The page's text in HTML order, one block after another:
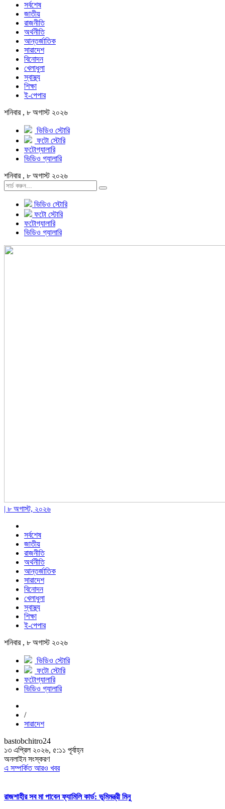
সর্বশেষ
জাতীয়
রাজনীতি
অর্থনীতি
আন্তর্জাতিক
সারাদেশ
বিনোদন
খেলাধুলা
স্বাস্থ্য
শিক্ষা
ই-পেপার
শনিবার , ৮ অগাস্ট ২০২৬
ভিডিও স্টোরি
ফটো স্টোরি
ফটোগ্যালারি
ভিডিও গ্যালারি
শনিবার , ৮ অগাস্ট ২০২৬
ভিডিও স্টোরি
ফটো স্টোরি
ফটোগ্যালারি
ভিডিও গ্যালারি
| ৮ অগাস্ট, ২০২৬
সর্বশেষ
জাতীয়
রাজনীতি
অর্থনীতি
আন্তর্জাতিক
সারাদেশ
বিনোদন
খেলাধুলা
স্বাস্থ্য
শিক্ষা
ই-পেপার
শনিবার , ৮ অগাস্ট ২০২৬
ভিডিও স্টোরি
ফটো স্টোরি
ফটোগ্যালারি
ভিডিও গ্যালারি
/
সারাদেশ
bastobchitro24
১৩ এপ্রিল ২০২৬, ৫:১১ পূর্বাহ্ন
অনলাইন সংস্করণ
এ সম্পর্কিত আরও খবর
রাজশাহীর সব মা পাবেন ফ্যামিলি কার্ড: ভূমিমন্ত্রী মিনু